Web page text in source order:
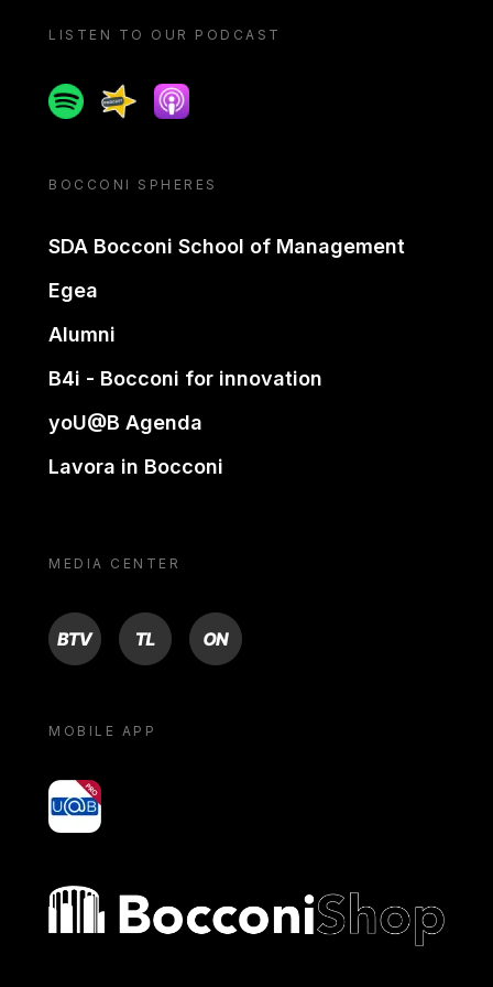
LISTEN TO OUR PODCAST
SpotifySpreakerApple podcast
BOCCONI SPHERES
SDA Bocconi School of Management
Egea
Alumni
B4i - Bocconi for innovation
yoU@B Agenda
Lavora in Bocconi
MEDIA CENTER
BTV TL ON
MOBILE APP
yoU@B
Bocconi shop